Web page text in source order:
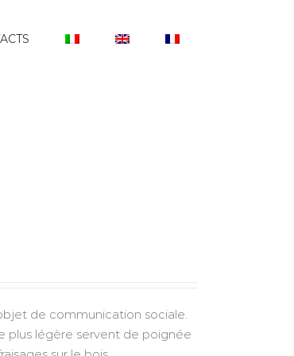
de communication sociale.
plus légère servent de poignée